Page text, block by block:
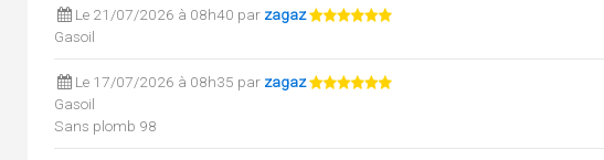
Le 21/07/2026 à 08h40 par zagaz
Gasoil
Le 17/07/2026 à 08h35 par zagaz
Gasoil
Sans plomb 98